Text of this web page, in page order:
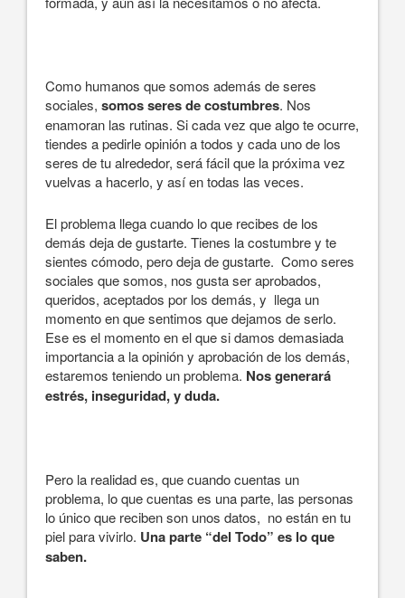
Como humanos que somos además de seres
sociales, somos seres de costumbres. Nos
enamoran las rutinas. Si cada vez que algo te ocurre,
tiendes a pedirle opinión a todos y cada uno de los
seres de tu alrededor, será fácil que la próxima vez
vuelvas a hacerlo, y así en todas las veces.
El problema llega cuando lo que recibes de los
demás deja de gustarte. Tienes la costumbre y te
sientes cómodo, pero deja de gustarte. Como seres
sociales que somos, nos gusta ser aprobados,
queridos, aceptados por los demás, y llega un
momento en que sentimos que dejamos de serlo.
Ese es el momento en el que si damos demasiada
importancia a la opinión y aprobación de los demás,
estaremos teniendo un problema. Nos generará
estrés, inseguridad, y duda.
Pero la realidad es, que cuando cuentas un
problema, lo que cuentas es una parte, las personas
lo único que reciben son unos datos, no están en tu
piel para vivirlo. Una parte “del Todo” es lo que
saben.